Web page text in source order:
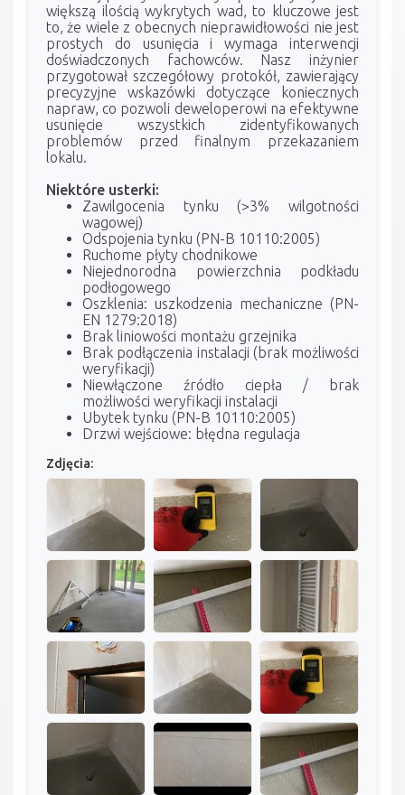
większą ilością wykrytych wad, to kluczowe jest
to, że wiele z obecnych nieprawidłowości nie jest
prostych do usunięcia i wymaga interwencji
doświadczonych fachowców. Nasz inżynier
przygotował szczegółowy protokół, zawierający
precyzyjne wskazówki dotyczące koniecznych
napraw, co pozwoli deweloperowi na efektywne
usunięcie wszystkich zidentyfikowanych
problemów przed finalnym przekazaniem
lokalu.
Niektóre usterki:
Zawilgocenia tynku (>3% wilgotności
wagowej)
Odspojenia tynku (PN-B 10110:2005)
Ruchome płyty chodnikowe
Niejednorodna powierzchnia podkładu
podłogowego
Oszklenia: uszkodzenia mechaniczne (PN-
EN 1279:2018)
Brak liniowości montażu grzejnika
Brak podłączenia instalacji (brak możliwości
weryfikacji)
Niewłączone źródło ciepła / brak
możliwości weryfikacji instalacji
Ubytek tynku (PN-B 10110:2005)
Drzwi wejściowe: błędna regulacja
Zdjęcia: